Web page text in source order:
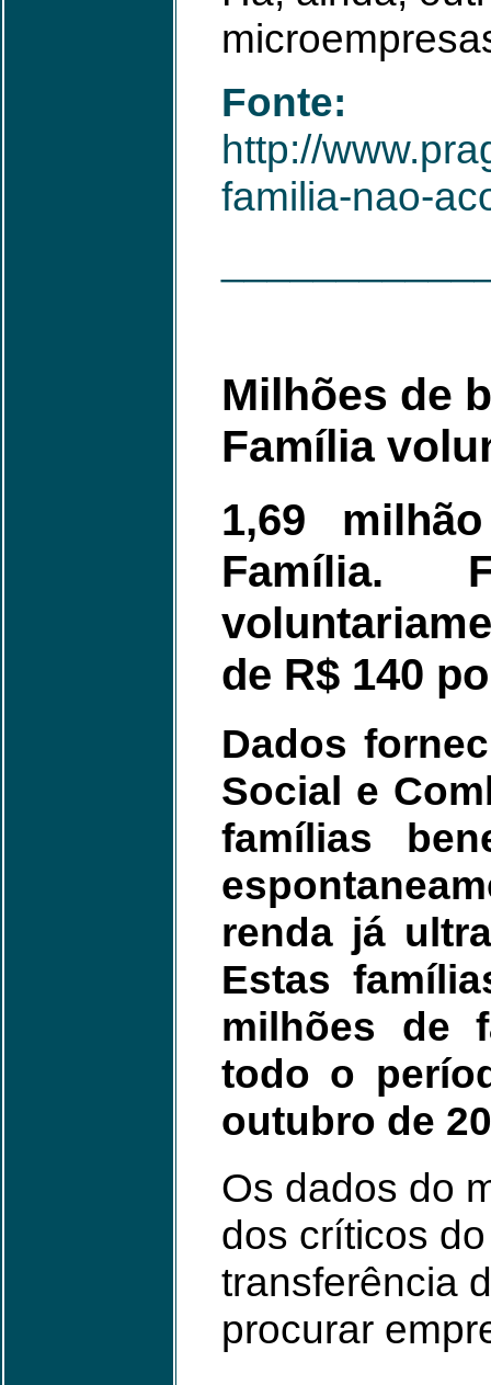
Fonte:
http://
familia-nao-
Milhões de
Família
1,69
Família.
de R$ 140
Dados
Social e
famílias
renda já
Estas
milhões de
todo o
outubro de
Os dados do
dos críticos
transferência
procurar